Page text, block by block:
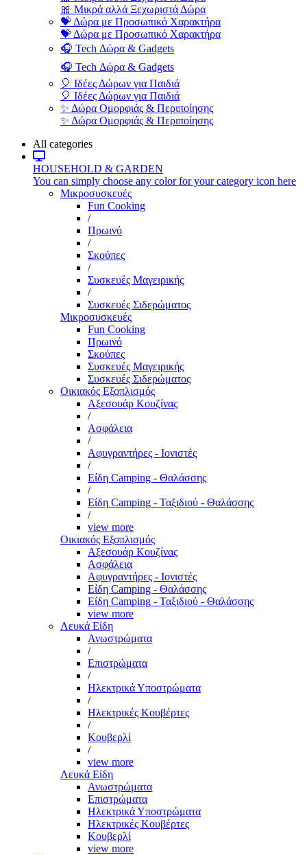
🎀 Μικρά αλλά Ξεχωριστά Δώρα
💝 Δώρα με Προσωπικό Χαρακτήρα
💝 Δώρα με Προσωπικό Χαρακτήρα
🎧 Tech Δώρα & Gadgets
🎧 Tech Δώρα & Gadgets
🎈 Ιδέες Δώρων για Παιδιά
🎈 Ιδέες Δώρων για Παιδιά
✨ Δώρα Ομορφιάς & Περιποίησης
✨ Δώρα Ομορφιάς & Περιποίησης
All categories
HOUSEHOLD & GARDEN
You can simply choose any color for your category icon here
Μικροσυσκευές
Fun Cooking
/
Πρωινό
/
Σκούπες
/
Συσκευές Μαγειρικής
/
Συσκευές Σιδερώματος
Μικροσυσκευές
Fun Cooking
Πρωινό
Σκούπες
Συσκευές Μαγειρικής
Συσκευές Σιδερώματος
Οικιακός Εξοπλισμός
Αξεσουάρ Κουζίνας
/
Ασφάλεια
/
Αφυγραντήρες - Ιονιστές
/
Είδη Camping - Θαλάσσης
/
Είδη Camping - Ταξιδιού - Θαλάσσης
/
view more
Οικιακός Εξοπλισμός
Αξεσουάρ Κουζίνας
Ασφάλεια
Αφυγραντήρες - Ιονιστές
Είδη Camping - Θαλάσσης
Είδη Camping - Ταξιδιού - Θαλάσσης
view more
Λευκά Είδη
Ανωστρώματα
/
Επιστρώματα
/
Ηλεκτρικά Υποστρώματα
/
Ηλεκτρικές Κουβέρτες
/
Κουβερλί
/
view more
Λευκά Είδη
Ανωστρώματα
Επιστρώματα
Ηλεκτρικά Υποστρώματα
Ηλεκτρικές Κουβέρτες
Κουβερλί
view more